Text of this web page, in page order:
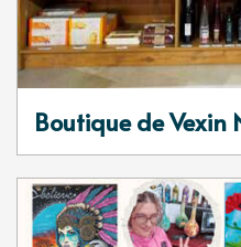
Boutique de Vexin